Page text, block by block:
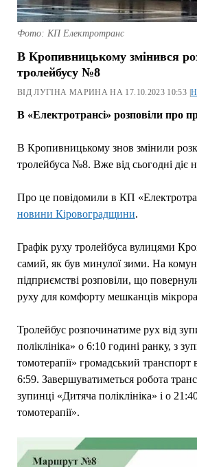
Фото: КП Електротранс
В Кропивницькому змінився
тролейбусу №8
ВІД ЛУГІНА МАРИНА НА 17.10.2023 10:53 |
В «Електротрансі» розповіли про
В Кропивницькому знов змінили
тролейбуса №8. Вже від сьогодні діє
Про це повідомили в КП
новини Кіровоградщини.
Графік руху тролейбуса вулицями
самий, як був минулої зими. На
підприємстві розповіли, що
руху для комфорту мешканців
Тролейбус розпочинатиме рух від
поліклініка» о 6:10 годині ранку, з
томотерапії» громадський транспорт
6:59. Завершуватиметься робота
зупинці «Дитяча поліклініка» і о
томотерапії».